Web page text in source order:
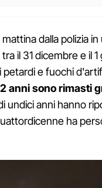
dalla polizia in
il 31 dicembre e il
e fuochi
anni sono rimasti
undici anni hanno
ha